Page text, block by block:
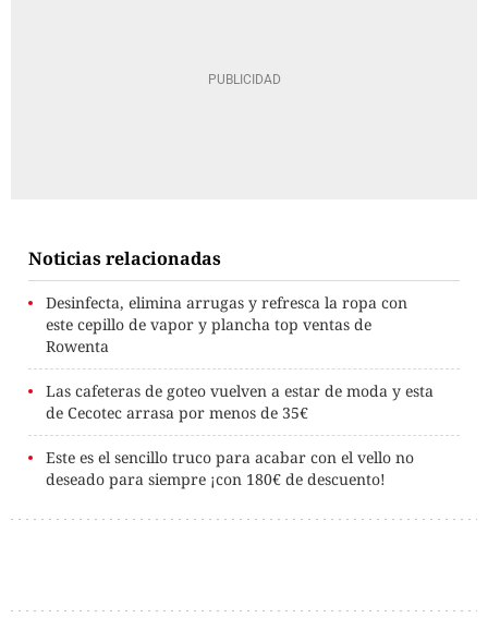
Noticias relacionadas
Desinfecta, elimina arrugas y refresca la ropa con
este cepillo de vapor y plancha top ventas de
Rowenta
Las cafeteras de goteo vuelven a estar de moda y esta
de Cecotec arrasa por menos de 35€
Este es el sencillo truco para acabar con el vello no
deseado para siempre ¡con 180€ de descuento!